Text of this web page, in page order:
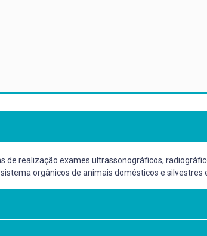
realização exames ultrassonográficos,
orgânicos de animais domésticos e